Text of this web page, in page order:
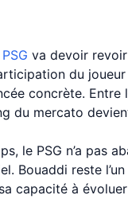
PSG va devoir
du
concrète.
du mercato
le PSG n’a pas
Bouaddi reste
capacité à